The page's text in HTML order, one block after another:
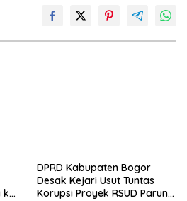
ke
DPRD Kabupaten Bogor
Desak Kejari Usut Tuntas
Korupsi Proyek RSUD Parung,